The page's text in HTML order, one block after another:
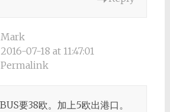
Mark
2016-07-18 at 11:47:01
Permalink
要38欧。加上5欧出港口。